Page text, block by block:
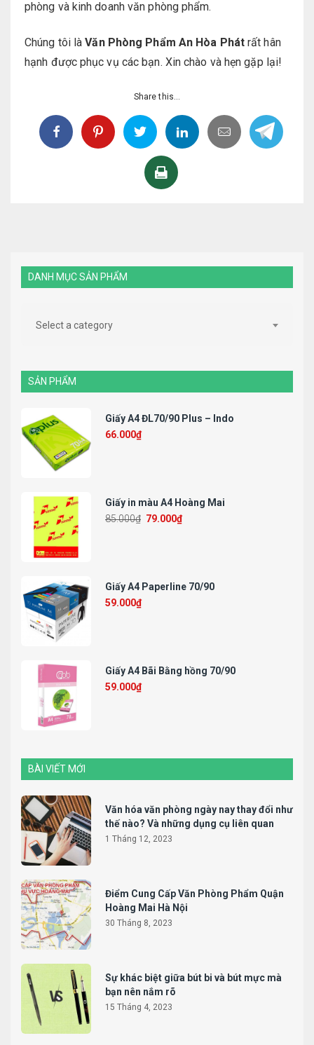
phòng và kinh doanh văn phòng phẩm.
Chúng tôi là Văn Phòng Phẩm An Hòa Phátrất hân
hạnh được phục vụ các bạn. Xin chào và hẹn gặp lại!
Share this...
DANH MỤC SẢN PHẨM
Select a category
SẢN PHẨM
Giấy A4 ĐL70/90 Plus – Indo
66.000₫
Giấy in màu A4 Hoàng Mai
85.000₫ 79.000₫
Giấy A4 Paperline 70/90
59.000₫
Giấy A4 Bãi Bằng hồng 70/90
59.000₫
BÀI VIẾT MỚI
Văn hóa văn phòng ngày nay thay đổi như
thế nào? Và những dụng cụ liên quan
1 Tháng 12, 2023
Điểm Cung Cấp Văn Phòng Phẩm Quận
Hoàng Mai Hà Nội
30 Tháng 8, 2023
Sự khác biệt giữa bút bi và bút mực mà
bạn nên nắm rõ
15 Tháng 4, 2023